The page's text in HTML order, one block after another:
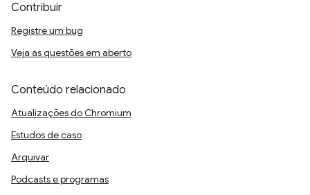
Contribuir
Registre um bug
Veja as questões em aberto
Conteúdo relacionado
Atualizações do Chromium
Estudos de caso
Arquivar
Podcasts e programas